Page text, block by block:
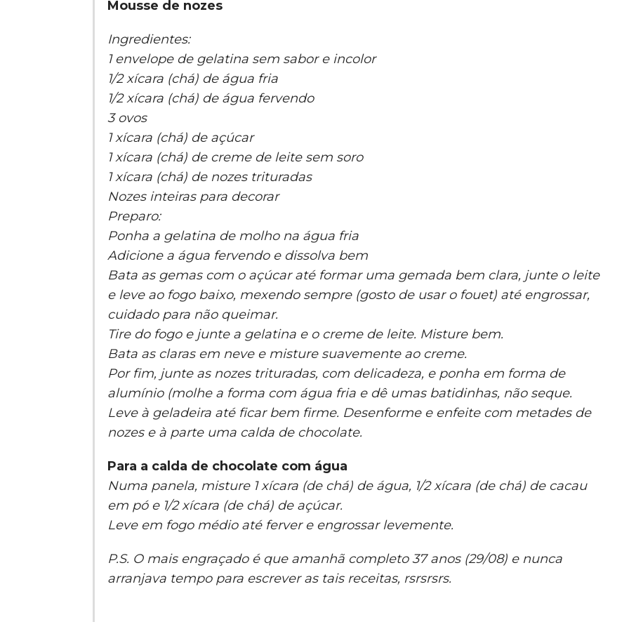
Mousse de nozes
Ingredientes:
1 envelope de gelatina sem sabor e incolor
1/2 xícara (chá) de água fria
1/2 xícara (chá) de água fervendo
3 ovos
1 xícara (chá) de açúcar
1 xícara (chá) de creme de leite sem soro
1 xícara (chá) de nozes trituradas
Nozes inteiras para decorar
Preparo:
Ponha a gelatina de molho na água fria
Adicione a água fervendo e dissolva bem
Bata as gemas com o açúcar até formar uma gemada bem clara, junte o leite
e leve ao fogo baixo, mexendo sempre (gosto de usar o fouet) até engrossar,
cuidado para não queimar.
Tire do fogo e junte a gelatina e o creme de leite. Misture bem.
Bata as claras em neve e misture suavemente ao creme.
Por fim, junte as nozes trituradas, com delicadeza, e ponha em forma de
alumínio (molhe a forma com água fria e dê umas batidinhas, não seque.
Leve à geladeira até ficar bem firme. Desenforme e enfeite com metades de
nozes e à parte uma calda de chocolate.
Para a calda de chocolate com água
Numa panela, misture 1 xícara (de chá) de água, 1/2 xícara (de chá) de cacau
em pó e 1/2 xícara (de chá) de açúcar.
Leve em fogo médio até ferver e engrossar levemente.
P.S. O mais engraçado é que amanhã completo 37 anos (29/08) e nunca
arranjava tempo para escrever as tais receitas, rsrsrsrs.